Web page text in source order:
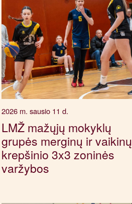
2026 m. sausio 11 d.
LMŽ mažųjų mokyklų
grupės merginų ir vaikinų
krepšinio 3x3 zoninės
varžybos